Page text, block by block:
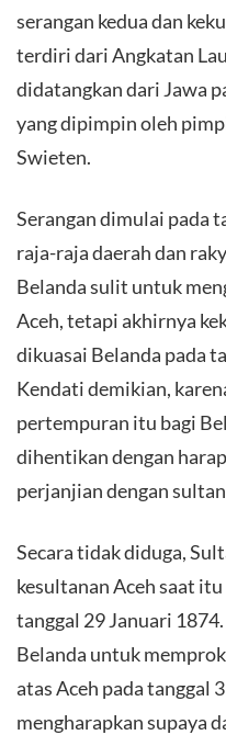
serangan kedua dan
terdiri dari Angkatan
didatangkan dari Jawa
yang dipimpin oleh
Swieten.
Serangan dimulai pada
raja-raja daerah dan
Belanda sulit untuk
Aceh, tetapi akhirnya
dikuasai Belanda pada
Kendati demikian,
pertempuran itu bagi
dihentikan dengan
perjanjian dengan
Secara tidak diduga,
kesultanan Aceh saat
tanggal 29 Januari
Belanda untuk
atas Aceh pada tanggal
mengharapkan supaya